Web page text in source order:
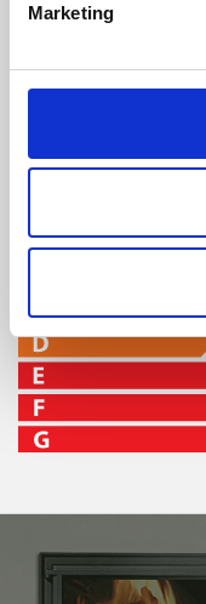
Marketing
96 %